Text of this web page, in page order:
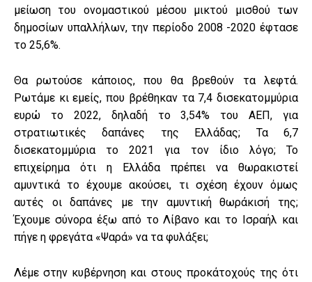
μείωση του ονομαστικού μέσου μικτού μισθού των
δημοσίων υπαλλήλων, την περίοδο 2008 -2020 έφτασε
το 25,6%.
Θα ρωτούσε κάποιος, που θα βρεθούν τα λεφτά.
Ρωτάμε κι εμείς, που βρέθηκαν τα 7,4 δισεκατομμύρια
ευρώ το 2022, δηλαδή το 3,54% του ΑΕΠ, για
στρατιωτικές δαπάνες της Ελλάδας; Τα 6,7
δισεκατομμύρια το 2021 για τον ίδιο λόγο; Το
επιχείρημα ότι η Ελλάδα πρέπει να θωρακιστεί
αμυντικά το έχουμε ακούσει, τι σχέση έχουν όμως
αυτές οι δαπάνες με την αμυντική θωράκισή της;
Έχουμε σύνορα έξω από το Λίβανο και το Ισραήλ και
πήγε η φρεγάτα «Ψαρά» να τα φυλάξει;
Λέμε στην κυβέρνηση και στους προκάτοχούς της ότι